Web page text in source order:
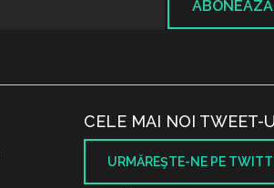
CELE MAI NOI TWEET-
URMĂREŞTE-NE PE